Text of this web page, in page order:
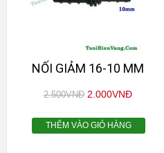
NỐI GIẢM 16-10 MM
2.500VNĐ 2.000VNĐ
THÊM VÀO GIỎ HÀNG